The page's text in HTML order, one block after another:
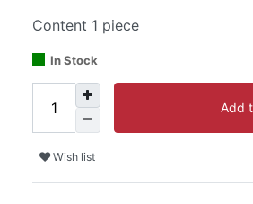
Content 1 piece
In Stock
Add
Wish list